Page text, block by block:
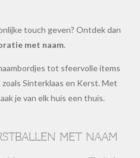
touch geven? Ontdek dan
met naam.
tot sfeervolle items
Sinterklaas en Kerst. Met
je van elk huis een thuis.
met naam